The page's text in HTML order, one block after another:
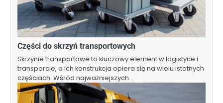
Części do skrzyń transportowych
Skrzynie transportowe to kluczowy element w logistyce i
transporcie, a ich konstrukcja opiera się na wielu istotnych
częściach. Wśród najważniejszych…